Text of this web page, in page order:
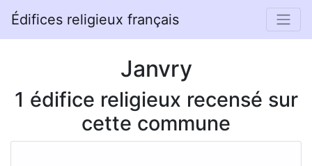
Édifices religieux français
Janvry
1 édifice religieux recensé sur
cette commune